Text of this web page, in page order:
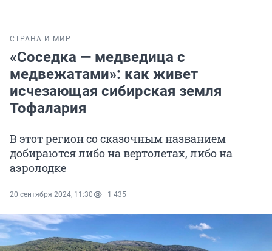
СТРАНА И МИР
«Соседка — медведица с
медвежатами»: как живет
исчезающая сибирская земля
Тофалария
В этот регион со сказочным названием
добираются либо на вертолетах, либо на
аэролодке
20 сентября 2024, 11:30 1 435